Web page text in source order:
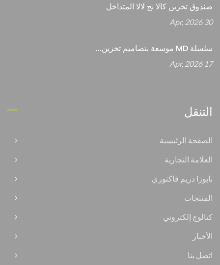
صندوق تخزين كالا نج لالا المتداخل
30 Apr, 2026
سلسلة MD موسعة بتصاميم تخزين...
17 Apr, 2026
التنقل
الصفحة الرئيسية
العلامة التجارية
بابوزا دريم فاكتوري
المنتجات
كتالوج إلكتروني
الأخبار
اتصل بنا